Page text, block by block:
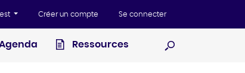
Créer un compte Se connecter
Ressources